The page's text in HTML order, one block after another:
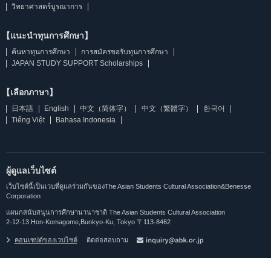
วิทยาศาสตร์บูรณาการ
【แนะนำทุนการศึกษา】
ค้นหาทุนการศึกษา
การสมัครขอรับทุนการศึกษา
JAPAN STUDY SUPPORT Scholarships
【เลือกภาษา】
日本語 English 中文（简体字） 中文（繁體字）
한국어
Tiếng Việt
Bahasa Indonesia
ผู้ดูแลเว็บไซต์
เว็บไซต์นี้เป็นเวบที่ดูแลร่วมกันของThe Asian Students Cultural Association&Benesse
Corporation
แผนกสนับสนุนการศึกษานานาชาติ The Asian Students Cultural Association
2-12-13 Hon-Komagome,Bunkyo-Ku, Tokyo 〒113-8462
คอนเซปต์ของเวบไซต์ ติดต่อสอบถาม